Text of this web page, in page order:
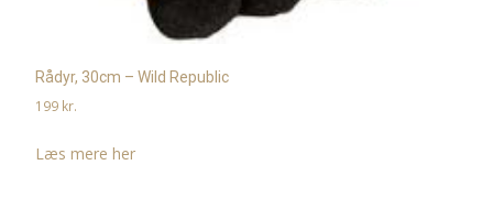
Rådyr, 30cm – Wild Republic
199 kr.
Læs mere her